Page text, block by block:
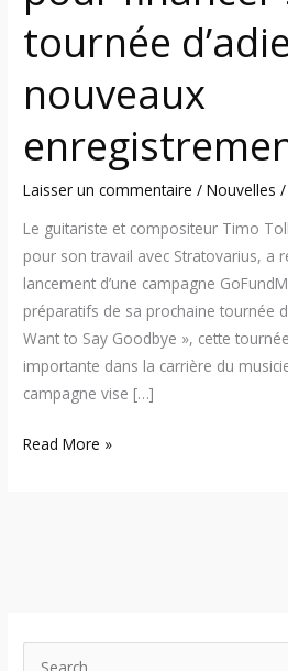
tournée
nouveaux
Laisser un commentaire /Nouvelles
Le guitariste et compositeur Timo
pour son travail avec Stratovarius, a
lancement d’une campagne
préparatifs de sa prochaine tournée
Want to Say Goodbye », cette
importante dans la carrière du
campagne vise […]
Read More »